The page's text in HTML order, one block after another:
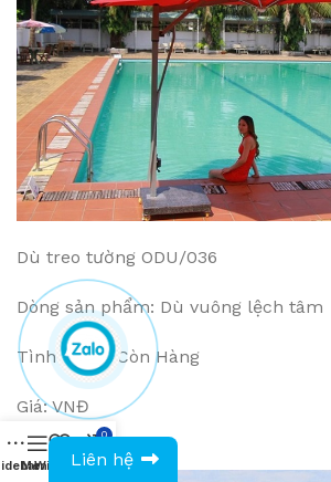
Dù treo tường ODU/036
Dòng sản phẩm: Dù vuông lệch tâm
Tình trạng: Còn Hàng
Giá: VNĐ
MenuWishlistCompare
0
Cart
Liên hệ
0943594386